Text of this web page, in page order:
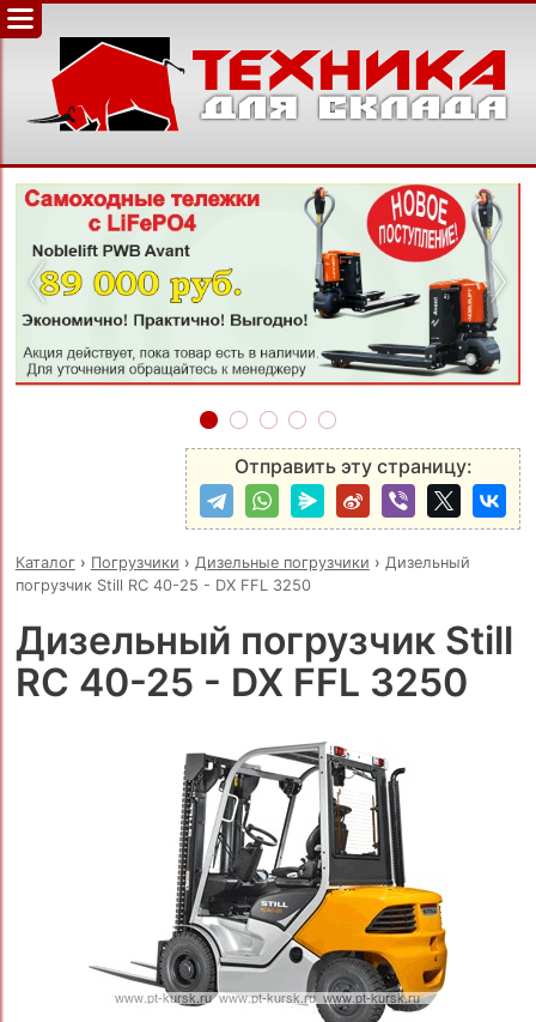
‹ ›
Отправить эту страницу:
Каталог› Погрузчики › Дизельные погрузчики › Дизельный
погрузчик Still RC 40-25 - DX FFL 3250
Дизельный погрузчик Still
RC 40-25 - DX FFL 3250